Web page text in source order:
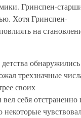
Гринспен-
Хотя Гринспен-
на
обнаружились
трехзначные
своих
себя отстраненно